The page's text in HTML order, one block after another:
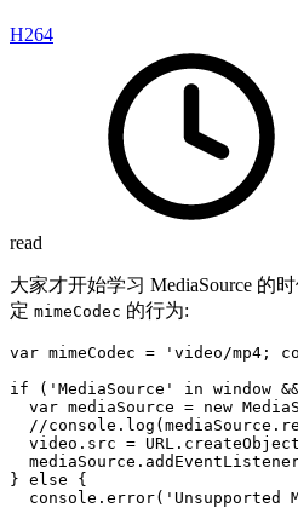
H264
read
大家才开始学习 MediaSource 的
定 mimeCodec 的行为:
var mimeCodec = 'video/mp4;
if ('MediaSource' in window
var mediaSource = new
//
video.src =
} else {
console.error('Unsupported